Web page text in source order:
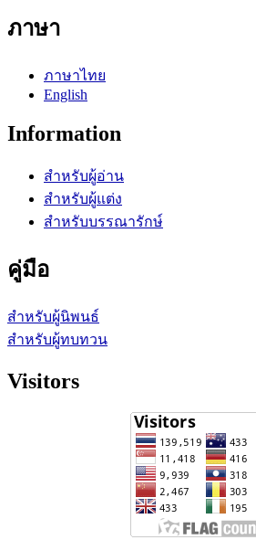
ภาษา
ภาษาไทย
English
Information
สำหรับผู้อ่าน
สำหรับผู้แต่ง
สำหรับบรรณารักษ์
คู่มือ
สำหรับผู้นิพนธ์
สำหรับผู้ทบทวน
Visitors